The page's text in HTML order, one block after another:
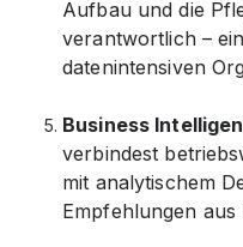
Aufbau und die
verantwortlich –
datenintensiven
Business
verbindest
mit analytischem
Empfehlungen